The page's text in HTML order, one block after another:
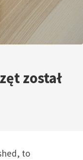
został
to